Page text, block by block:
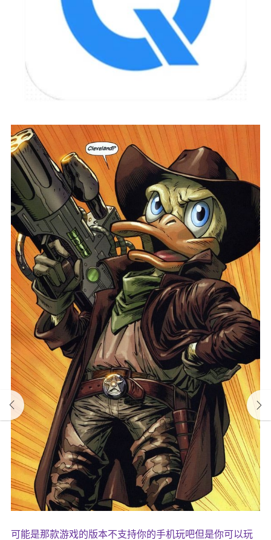
可能是那款游戏的版本不支持你的手机玩吧但是你可以玩